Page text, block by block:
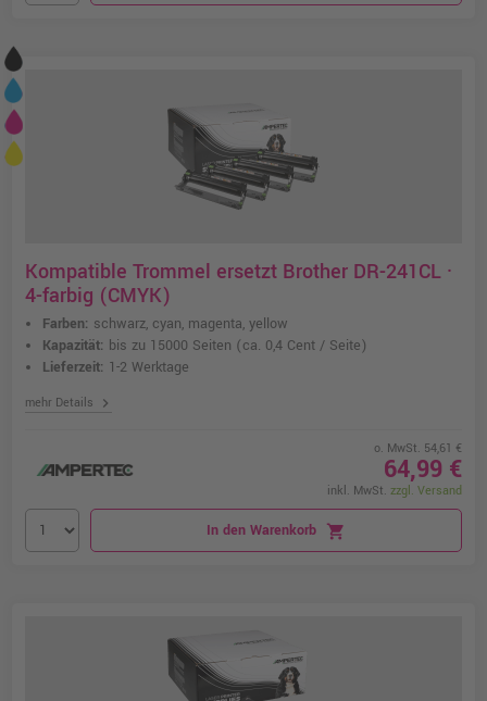
Kompatible Trommel ersetzt Brother DR-241CL ·
4-farbig (CMYK)
Farben: schwarz, cyan, magenta, yellow
Kapazität: bis zu 15000 Seiten (ca. 0,4 Cent / Seite)
Lieferzeit: 1-2 Werktage
mehr Details chevron_right
o. MwSt. 54,61 €
64,99 €
inkl. MwSt. zzgl. Versand
In den Warenkorb shopping_cart